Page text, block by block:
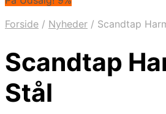
Forside / Nyheder / Scandtap
Scandtap
Stål